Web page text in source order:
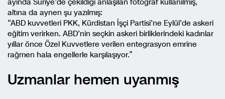
ayında Suriye’de çekildiği anlaşılan fotoğraf kullanılmış,
altına da aynen şu yazılmış:
“ABD kuvvetleri PKK, Kürdistan İşçi Partisi’ne Eylül’de askeri
eğitim verirken. ABD’nin seçkin askeri birliklerindeki kadınlar
yıllar önce Özel Kuvvetlere verilen entegrasyon emrine
rağmen hala engellerle karşılaşıyor.”
Uzmanlar hemen uyanmış